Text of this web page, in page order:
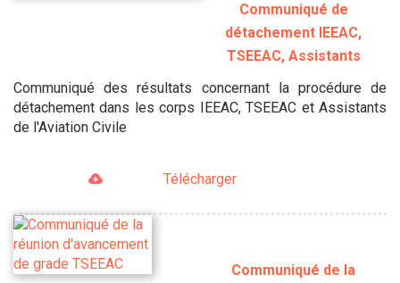
Communiqué de
détachement IEEAC,
TSEEAC, Assistants
Communiqué des résultats concernant la procédure de
détachement dans les corps IEEAC, TSEEAC et Assistants
de l'Aviation Civile
Télécharger
Communiqué de la